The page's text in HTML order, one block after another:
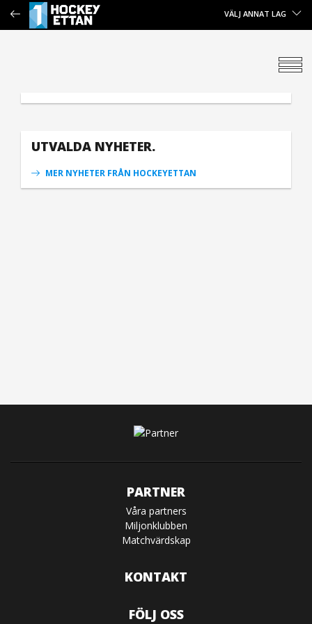
VÄLJ ANNAT LAG
UTVALDA NYHETER.
MER NYHETER FRÅN HOCKEYETTAN
PARTNER
Våra partners
Miljonklubben
Matchvärdskap
KONTAKT
FÖLJ OSS